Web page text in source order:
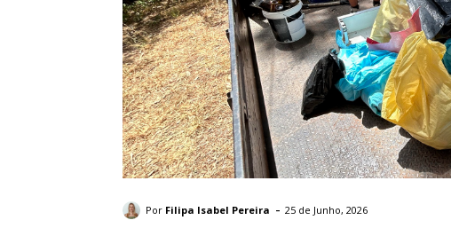
Por Filipa Isabel Pereira - 25 de Junho, 2026